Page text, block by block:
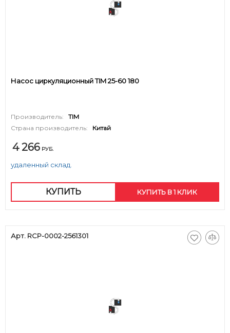
Насос циркуляционный TIM 25-60 180
Производитель:
TIM
Страна производитель:
Китай
4 266 РУБ.
удаленный склад.
КУПИТЬ КУПИТЬ В 1 КЛИК
Арт. RCP-0002-2561301